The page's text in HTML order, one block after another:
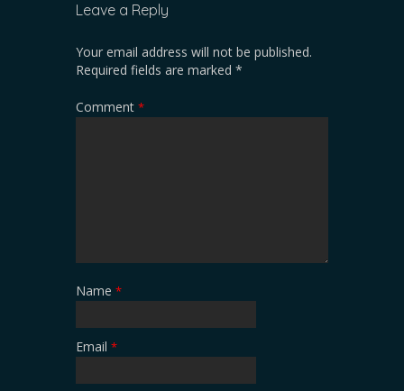
Leave a Reply
Your email address will not be published.
Required fields are marked *
Comment *
Name *
Email *